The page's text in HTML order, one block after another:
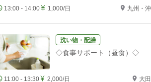
13:00 - 14:00 1,000/日 九州・
洗い物・配膳
◇食事サポート（昼食）◇
11:00 - 13:30 2,000/日 大